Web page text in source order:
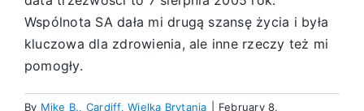
Wspólnota SA dała mi drugą szansę życia i była
kluczowa dla zdrowienia, ale inne rzeczy też mi
pomogły.
By Mike B., Cardiff, Wielka Brytania
February 8,